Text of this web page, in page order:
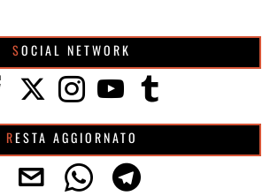
SOCIAL NETWORK
RESTA AGGIORNATO